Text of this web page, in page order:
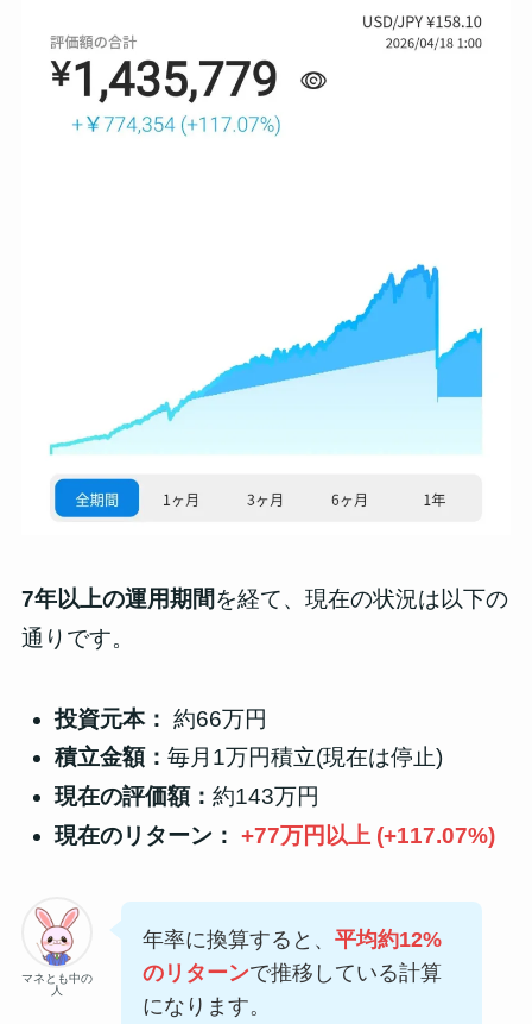
7年以上の運用期間を経て、現在の状況は以下の
通りです。
投資元本： 約66万円
積立金額：毎月1万円積立(現在は停止)
現在の評価額：約143万円
現在のリターン： +77万円以上 (+117.07%)
マネとも中の
人
年率に換算すると、 平均約12%
のリターンで推移している計算
になります。